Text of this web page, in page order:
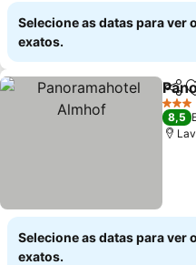
Selecione as datas para ver
exatos.
3
8,5
Selecione as datas para ver
exatos.